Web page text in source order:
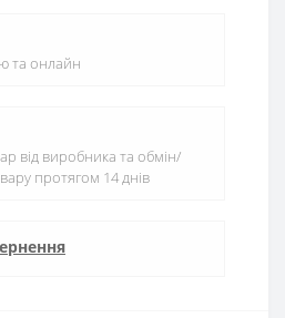
та онлайн
від виробника та обмін/
протягом 14 днів